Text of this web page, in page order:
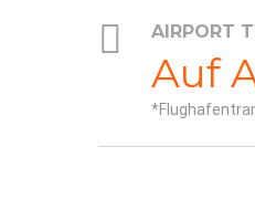
AIRPORT
Auf